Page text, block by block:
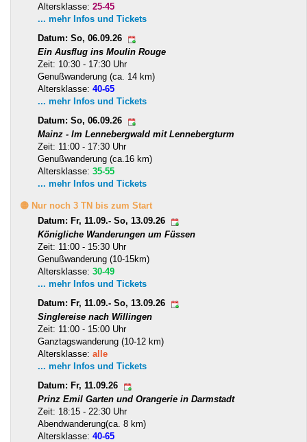
Altersklasse: 25-45
... mehr Infos und Tickets
Datum: So, 06.09.26
Ein Ausflug ins Moulin Rouge
Zeit: 10:30 - 17:30 Uhr
Genußwanderung (ca. 14 km)
Altersklasse: 40-65
... mehr Infos und Tickets
Datum: So, 06.09.26
Mainz - Im Lennebergwald mit Lennebergturm
Zeit: 11:00 - 17:30 Uhr
Genußwanderung (ca.16 km)
Altersklasse: 35-55
... mehr Infos und Tickets
🟡 Nur noch 3 TN bis zum Start
Datum: Fr, 11.09.- So, 13.09.26
Königliche Wanderungen um Füssen
Zeit: 11:00 - 15:30 Uhr
Genußwanderung (10-15km)
Altersklasse: 30-49
... mehr Infos und Tickets
Datum: Fr, 11.09.- So, 13.09.26
Singlereise nach Willingen
Zeit: 11:00 - 15:00 Uhr
Ganztagswanderung (10-12 km)
Altersklasse: alle
... mehr Infos und Tickets
Datum: Fr, 11.09.26
Prinz Emil Garten und Orangerie in Darmstadt
Zeit: 18:15 - 22:30 Uhr
Abendwanderung(ca. 8 km)
Altersklasse: 40-65